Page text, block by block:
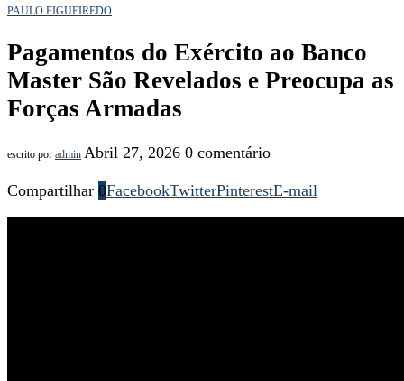
PAULO FIGUEIREDO
Pagamentos do Exército ao Banco
Master São Revelados e Preocupa as
Forças Armadas
escrito por admin Abril 27, 2026 0 comentário
Compartilhar 0FacebookTwitterPinterestE-mail